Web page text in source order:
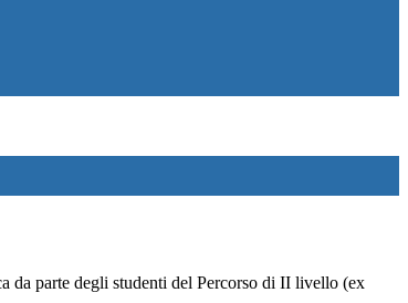
da parte degli studenti del Percorso di II livello (ex